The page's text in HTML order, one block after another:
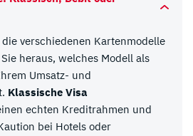
verschiedenen Kartenmodelle
heraus, welches Modell als
Umsatz- und
Klassische Visa
echten Kreditrahmen und
bei Hotels oder